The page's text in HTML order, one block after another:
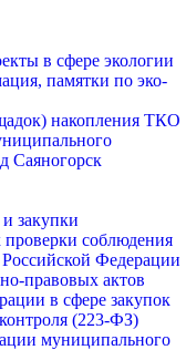
в сфере экологии
памятки по эко-
накопления ТКО
Саяногорск
закупки
проверки соблюдения
Российской Федерации
правовых актов
в сфере закупок
(223-ФЗ)
муниципального